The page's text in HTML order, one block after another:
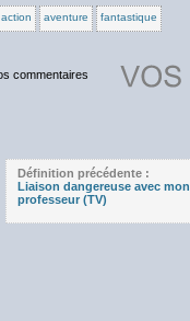
action aventure fantastique
Définition précédente :
Liaison dangereuse avec mon
professeur (TV)